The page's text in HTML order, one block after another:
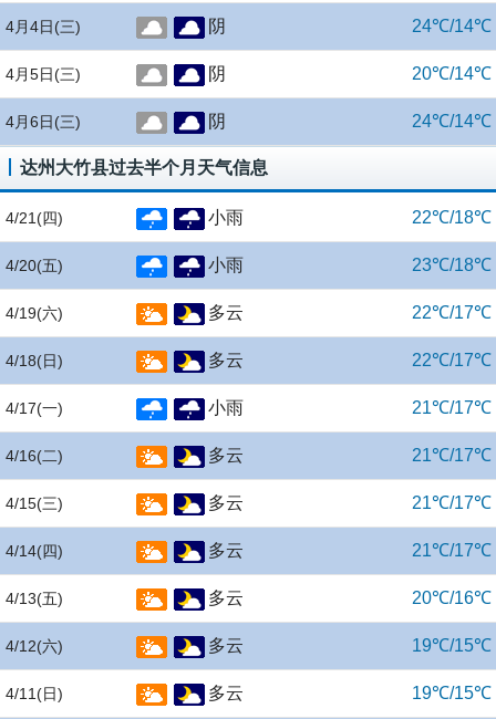
4月4日(三) 阴 24℃/14℃
4月5日(三) 阴 20℃/14℃
4月6日(三) 阴 24℃/14℃
达州大竹县过去半个月天气信息
4/21 (四) 小雨 22℃/18℃
4/20(五) 小雨 23℃/18℃
4/19(六) 多云 22℃/17℃
4/18(日) 多云 22℃/17℃
4/17(一) 小雨 21℃/17℃
4/16(二) 多云 21℃/17℃
4/15(三) 多云 21℃/17℃
4/14(四) 多云 21℃/17℃
4/13(五) 多云 20℃/16℃
4/12(六) 多云 19℃/15℃
4/11 (日) 多云 19℃/15℃